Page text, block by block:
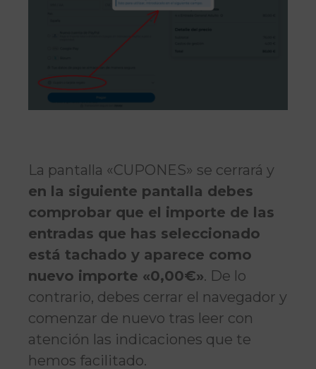
La pantalla «CUPONES» se cerrará y
en la siguiente pantalla debes
comprobar que el importe de las
entradas que has seleccionado
está tachado y aparece como
nuevo importe «0,00€». De lo
contrario, debes cerrar el navegador y
comenzar de nuevo tras leer con
atención las indicaciones que te
hemos facilitado.